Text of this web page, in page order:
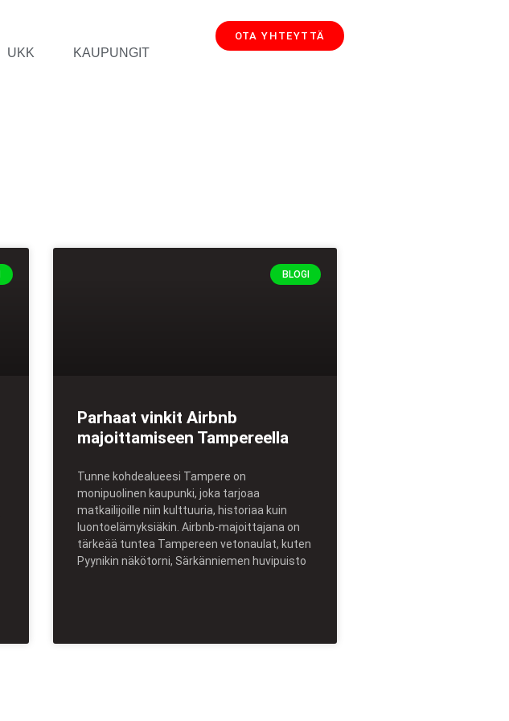
UKK KAUPUNGIT
OTA YHTEYTTÄ
BLOGI
Parhaat vinkit Airbnb
majoittamiseen Tampereella
Tunne kohdealueesi Tampere on
monipuolinen kaupunki, joka tarjoaa
matkailijoille niin kulttuuria, historiaa kuin
luontoelämyksiäkin. Airbnb-majoittajana on
tärkeää tuntea Tampereen vetonaulat, kuten
Pyynikin näkötorni, Särkänniemen huvipuisto